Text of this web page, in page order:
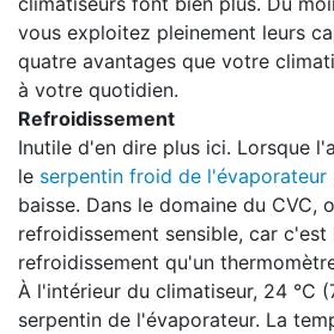
vous exploitez pleinement leurs
quatre avantages que votre
à votre quotidien.
Refroidissement
Inutile d'en dire plus ici. Lorsque
le serpentin froid de l'évaporateur
baisse. Dans le domaine du CVC,
refroidissement sensible, car
refroidissement qu'un
À l'intérieur du climatiseur, 24 °C
serpentin de l'évaporateur. La